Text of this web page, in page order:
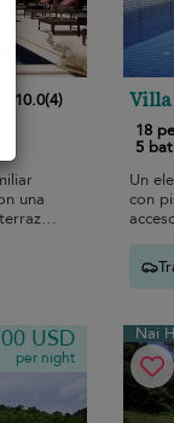
10.0(4)
una
18
5
Un
con
USD
per night
Nai